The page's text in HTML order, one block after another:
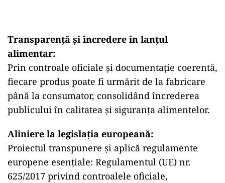
Transparență și încredere în lanțul
alimentar:
Prin controale oficiale și documentație coerentă,
fiecare produs poate fi urmărit de la fabricare
până la consumator, consolidând încrederea
publicului în calitatea și siguranța alimentelor.
Aliniere la legislația europeană:
Proiectul transpunere și aplică regulamente
europene esențiale: Regulamentul (UE) nr.
625/2017 privind controalele oficiale,